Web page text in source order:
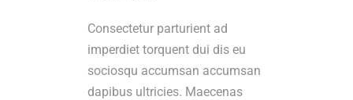
Consectetur parturient ad
imperdiet torquent dui dis eu
sociosqu accumsan accumsan
dapibus ultricies. Maecenas